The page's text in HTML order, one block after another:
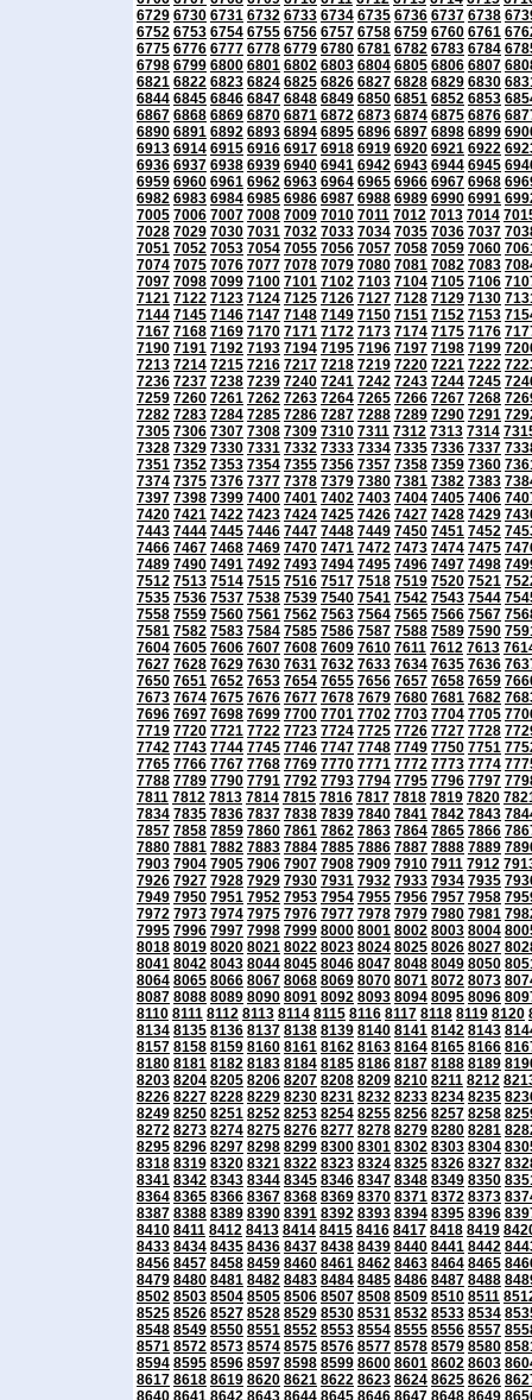
6729 6730 6731 6732 6733 6734 6735 6736 6737 6738
6752 6753 6754 6755 6756 6757 6758 6759 6760 6761
6775 6776 6777 6778 6779 6780 6781 6782 6783 6784
6798 6799 6800 6801 6802 6803 6804 6805 6806 6807
6821 6822 6823 6824 6825 6826 6827 6828 6829 6830
6844 6845 6846 6847 6848 6849 6850 6851 6852 6853
6867 6868 6869 6870 6871 6872 6873 6874 6875 6876
6890 6891 6892 6893 6894 6895 6896 6897 6898 6899
6913 6914 6915 6916 6917 6918 6919 6920 6921 6922
6936 6937 6938 6939 6940 6941 6942 6943 6944 6945
6959 6960 6961 6962 6963 6964 6965 6966 6967 6968
6982 6983 6984 6985 6986 6987 6988 6989 6990 6991
7005 7006 7007 7008 7009 7010 7011 7012 7013 7014
7028 7029 7030 7031 7032 7033 7034 7035 7036 7037
7051 7052 7053 7054 7055 7056 7057 7058 7059 7060
7074 7075 7076 7077 7078 7079 7080 7081 7082 7083
7097 7098 7099 7100 7101 7102 7103 7104 7105 7106
7121 7122 7123 7124 7125 7126 7127 7128 7129 7130
7144 7145 7146 7147 7148 7149 7150 7151 7152 7153
7167 7168 7169 7170 7171 7172 7173 7174 7175 7176
7190 7191 7192 7193 7194 7195 7196 7197 7198 7199
7213 7214 7215 7216 7217 7218 7219 7220 7221 7222
7236 7237 7238 7239 7240 7241 7242 7243 7244 7245
7259 7260 7261 7262 7263 7264 7265 7266 7267 7268
7282 7283 7284 7285 7286 7287 7288 7289 7290 7291
7305 7306 7307 7308 7309 7310 7311 7312 7313 7314
7328 7329 7330 7331 7332 7333 7334 7335 7336 7337
7351 7352 7353 7354 7355 7356 7357 7358 7359 7360
7374 7375 7376 7377 7378 7379 7380 7381 7382 7383
7397 7398 7399 7400 7401 7402 7403 7404 7405 7406
7420 7421 7422 7423 7424 7425 7426 7427 7428 7429
7443 7444 7445 7446 7447 7448 7449 7450 7451 7452
7466 7467 7468 7469 7470 7471 7472 7473 7474 7475
7489 7490 7491 7492 7493 7494 7495 7496 7497 7498
7512 7513 7514 7515 7516 7517 7518 7519 7520 7521
7535 7536 7537 7538 7539 7540 7541 7542 7543 7544
7558 7559 7560 7561 7562 7563 7564 7565 7566 7567
7581 7582 7583 7584 7585 7586 7587 7588 7589 7590
7604 7605 7606 7607 7608 7609 7610 7611 7612 7613
7627 7628 7629 7630 7631 7632 7633 7634 7635 7636
7650 7651 7652 7653 7654 7655 7656 7657 7658 7659
7673 7674 7675 7676 7677 7678 7679 7680 7681 7682
7696 7697 7698 7699 7700 7701 7702 7703 7704 7705
7719 7720 7721 7722 7723 7724 7725 7726 7727 7728
7742 7743 7744 7745 7746 7747 7748 7749 7750 7751
7765 7766 7767 7768 7769 7770 7771 7772 7773 7774
7788 7789 7790 7791 7792 7793 7794 7795 7796 7797
7811 7812 7813 7814 7815 7816 7817 7818 7819 7820
7834 7835 7836 7837 7838 7839 7840 7841 7842 7843
7857 7858 7859 7860 7861 7862 7863 7864 7865 7866
7880 7881 7882 7883 7884 7885 7886 7887 7888 7889
7903 7904 7905 7906 7907 7908 7909 7910 7911 7912
7926 7927 7928 7929 7930 7931 7932 7933 7934 7935
7949 7950 7951 7952 7953 7954 7955 7956 7957 7958
7972 7973 7974 7975 7976 7977 7978 7979 7980 7981
7995 7996 7997 7998 7999 8000 8001 8002 8003 8004
8018 8019 8020 8021 8022 8023 8024 8025 8026 8027
8041 8042 8043 8044 8045 8046 8047 8048 8049 8050
8064 8065 8066 8067 8068 8069 8070 8071 8072 8073
8087 8088 8089 8090 8091 8092 8093 8094 8095 8096
8110 8111 8112 8113 8114 8115 8116 8117 8118 8119 8120
8134 8135 8136 8137 8138 8139 8140 8141 8142 8143
8157 8158 8159 8160 8161 8162 8163 8164 8165 8166
8180 8181 8182 8183 8184 8185 8186 8187 8188 8189
8203 8204 8205 8206 8207 8208 8209 8210 8211 8212
8226 8227 8228 8229 8230 8231 8232 8233 8234 8235
8249 8250 8251 8252 8253 8254 8255 8256 8257 8258
8272 8273 8274 8275 8276 8277 8278 8279 8280 8281
8295 8296 8297 8298 8299 8300 8301 8302 8303 8304
8318 8319 8320 8321 8322 8323 8324 8325 8326 8327
8341 8342 8343 8344 8345 8346 8347 8348 8349 8350
8364 8365 8366 8367 8368 8369 8370 8371 8372 8373
8387 8388 8389 8390 8391 8392 8393 8394 8395 8396
8410 8411 8412 8413 8414 8415 8416 8417 8418 8419
8433 8434 8435 8436 8437 8438 8439 8440 8441 8442
8456 8457 8458 8459 8460 8461 8462 8463 8464 8465
8479 8480 8481 8482 8483 8484 8485 8486 8487 8488
8502 8503 8504 8505 8506 8507 8508 8509 8510 8511
8525 8526 8527 8528 8529 8530 8531 8532 8533 8534
8548 8549 8550 8551 8552 8553 8554 8555 8556 8557
8571 8572 8573 8574 8575 8576 8577 8578 8579 8580
8594 8595 8596 8597 8598 8599 8600 8601 8602 8603
8617 8618 8619 8620 8621 8622 8623 8624 8625 8626
8640 8641 8642 8643 8644 8645 8646 8647 8648 8649